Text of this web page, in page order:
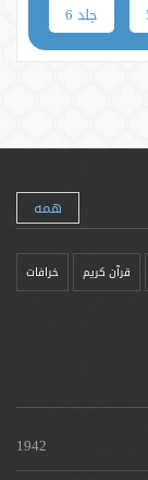
جلد 6
همه
قرآن کریم خرافات
1942